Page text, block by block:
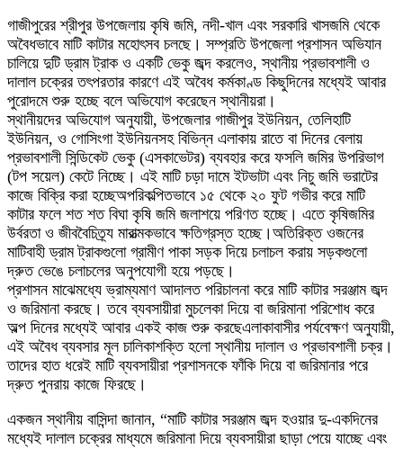
গাজীপুরের শ্রীপুর উপজেলায় কৃষি জমি, নদী-খাল এবং সরকারি খাসজমি থেকে
অবৈধভাবে মাটি কাটার মহোৎসব চলছে। সম্প্রতি উপজেলা প্রশাসন অভিযান
চালিয়ে দুটি ড্রাম ট্রাক ও একটি ভেকু জব্দ করলেও, স্থানীয় প্রভাবশালী ও
দালাল চক্রের তৎপরতার কারণে এই অবৈধ কর্মকাণ্ড কিছুদিনের মধ্যেই আবার
পুরোদমে শুরু হচ্ছে বলে অভিযোগ করেছেন স্থানীয়রা।
স্থানীয়দের অভিযোগ অনুযায়ী, উপজেলার গাজীপুর ইউনিয়ন, তেলিহাটি
ইউনিয়ন, ও গোসিংগা ইউনিয়নসহ বিভিন্ন এলাকায় রাতে বা দিনের বেলায়
প্রভাবশালী সিন্ডিকেট ভেকু (এসকাভেটর) ব্যবহার করে ফসলি জমির উপরিভাগ
(টপ সয়েল) কেটে নিচ্ছে। এই মাটি চড়া দামে ইটভাটা এবং নিচু জমি ভরাটের
কাজে বিক্রি করা হচ্ছেঅপরিকল্পিতভাবে ১৫ থেকে ২০ ফুট গভীর করে মাটি
কাটার ফলে শত শত বিঘা কৃষি জমি জলাশয়ে পরিণত হচ্ছে। এতে কৃষিজমির
উর্বরতা ও জীববৈচিত্র্য মারাত্মকভাবে ক্ষতিগ্রস্ত হচ্ছে।অতিরিক্ত ওজনের
মাটিবাহী ড্রাম ট্রাকগুলো গ্রামীণ পাকা সড়ক দিয়ে চলাচল করায় সড়কগুলো
দ্রুত ভেঙে চলাচলের অনুপযোগী হয়ে পড়ছে।
প্রশাসন মাঝেমধ্যে ভ্রাম্যমাণ আদালত পরিচালনা করে মাটি কাটার সরঞ্জাম জব্দ
ও জরিমানা করছে। তবে ব্যবসায়ীরা মুচলেকা দিয়ে বা জরিমানা পরিশোধ করে
অল্প দিনের মধ্যেই আবার একই কাজ শুরু করছেএলাকাবাসীর পর্যবেক্ষণ অনুযায়ী,
এই অবৈধ ব্যবসার মূল চালিকাশক্তি হলো স্থানীয় দালাল ও প্রভাবশালী চক্র।
তাদের হাত ধরেই মাটি ব্যবসায়ীরা প্রশাসনকে ফাঁকি দিয়ে বা জরিমানার পরে
দ্রুত পুনরায় কাজে ফিরছে।
একজন স্থানীয় বাসিন্দা জানান, “মাটি কাটার সরঞ্জাম জব্দ হওয়ার দু-একদিনের
মধ্যেই দালাল চক্রের মাধ্যমে জরিমানা দিয়ে ব্যবসায়ীরা ছাড়া পেয়ে যাচ্ছে এবং